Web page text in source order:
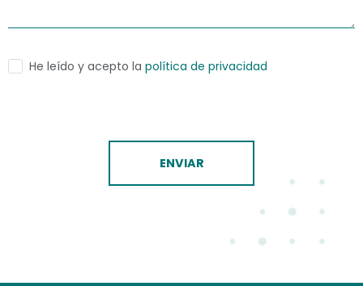
He leído y acepto la política de privacidad
ENVIAR